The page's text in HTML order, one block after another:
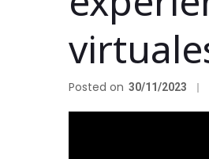
Posted on 30/11/2023